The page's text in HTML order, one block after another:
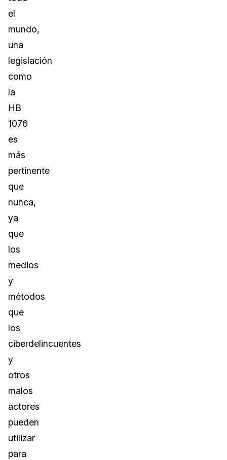
el
mundo,
una
legislación
como
la
HB
1076
es
más
pertinente
que
nunca,
ya
que
los
medios
y
métodos
que
los
ciberdelincuentes
y
otros
malos
actores
pueden
utilizar
para